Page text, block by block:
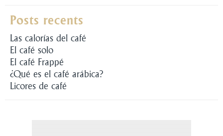
Posts recents
Las calorías del café
El café solo
El café Frappé
¿Qué es el café arábica?
Licores de café